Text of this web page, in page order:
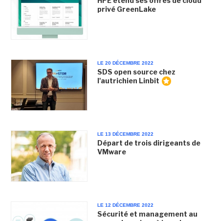
privé GreenLake
LE 20 DÉCEMBRE 2022
SDS open source chez
l'autrichien Linbit
LE 13 DÉCEMBRE 2022
Départ de trois dirigeants de
VMware
LE 12 DÉCEMBRE 2022
Sécurité et management au